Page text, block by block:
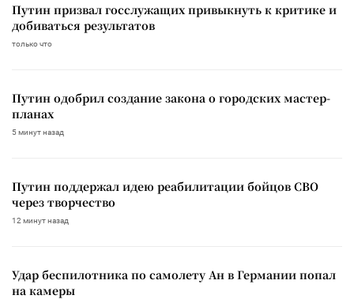
Путин призвал госслужащих привыкнуть к критике и
добиваться результатов
только что
Путин одобрил создание закона о городских мастер-
планах
5 минут назад
Путин поддержал идею реабилитации бойцов СВО
через творчество
12 минут назад
Удар беспилотника по самолету Ан в Германии попал
на камеры